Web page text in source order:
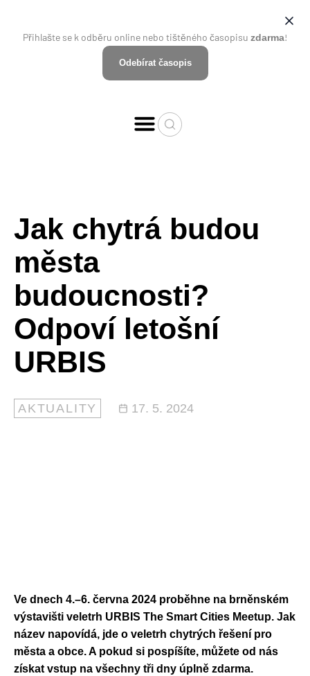
Přihlašte se k odběru online nebo tištěného časopisu zdarma!
Odebírat časopis
Jak chytrá budou
města
budoucnosti?
Odpoví letošní
URBIS
AKTUALITY 17. 5. 2024
Ve dnech 4.–6. června 2024 proběhne na brněnském
výstavišti veletrh URBIS The Smart Cities Meetup. Jak
název napovídá, jde o veletrh chytrých řešení pro
města a obce.A pokud si pospíšíte, můžete od nás
získat vstup na všechny tři dny úplně zdarma.